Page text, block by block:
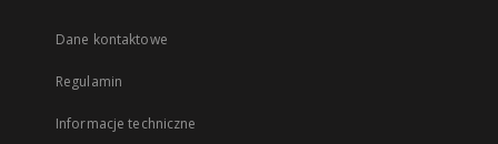
Dane kontaktowe
Regulamin
Informacje techniczne